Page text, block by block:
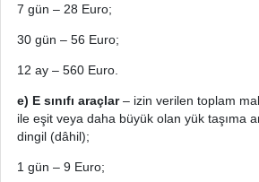
7 gün – 28 Euro;
30 gün – 56 Euro;
12 ay – 560 Euro.
e) E sınıfı araçlar– izin verilen toplam
ile eşit veya daha büyük olan yük taşıma
dingil (dâhil);
1 gün – 9 Euro;